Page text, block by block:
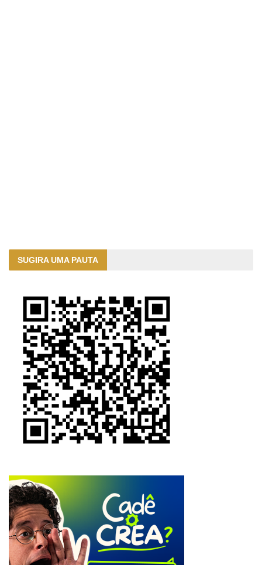
SUGIRA UMA PAUTA